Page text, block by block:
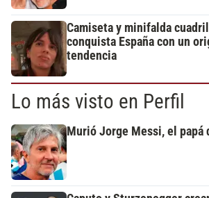
Camiseta y minifalda
conquista España con un
tendencia
Lo más visto en Perfil
Murió Jorge Messi, el papá